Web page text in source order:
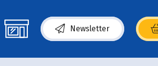
Newsletter
(s’ouvre dans une nouvelle